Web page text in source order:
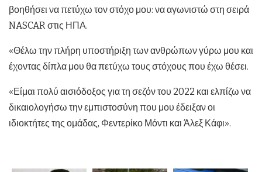
βοηθήσει να πετύχω τον στόχο μου: να αγωνιστώ στη σειρά
NASCAR στις ΗΠΑ.
«Θέλω την πλήρη υποστήριξη των ανθρώπων γύρω μου και
έχοντας δίπλα μου θα πετύχω τους στόχους που έχω θέσει.
«Είμαι πολύ αισιόδοξος για τη σεζόν του 2022 και ελπίζω να
δικαιολογήσω την εμπιστοσύνη που μου έδειξαν οι
ιδιοκτήτες της ομάδας, Φεντερίκο Μόντι και Άλεξ Κάφι».